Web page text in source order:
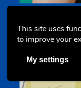
This site uses
to improve your
My settings
Offres &